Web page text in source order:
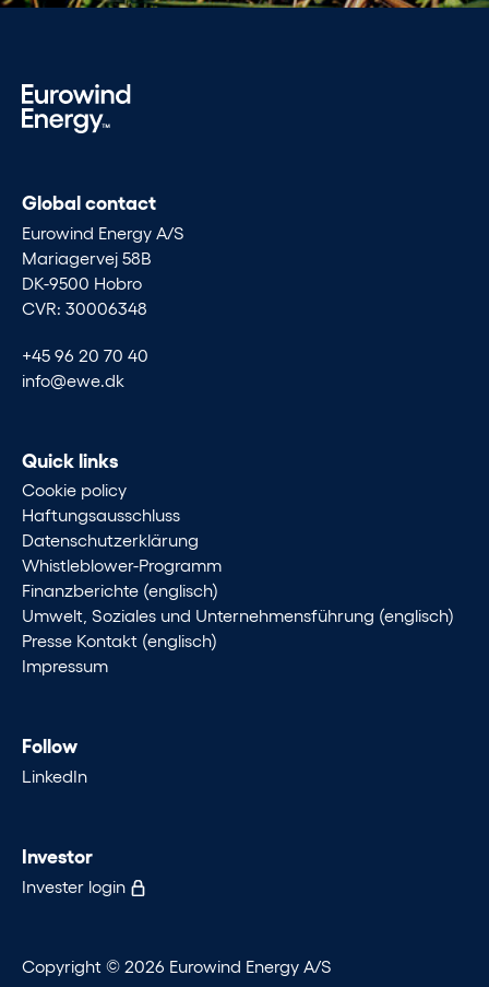
Global contact
Eurowind Energy A/S
Mariagervej 58B
DK-9500 Hobro
CVR: 30006348
+45 96 20 70 40
info@ewe.dk
Quick links
Cookie policy
Haftungsausschluss
Datenschutzerklärung
Whistleblower-Programm
Finanzberichte (englisch)
Umwelt, Soziales und Unternehmensführung (englisch)
Presse Kontakt (englisch)
Impressum
Follow
LinkedIn
Investor
Invester login
Copyright © 2026 Eurowind Energy A/S